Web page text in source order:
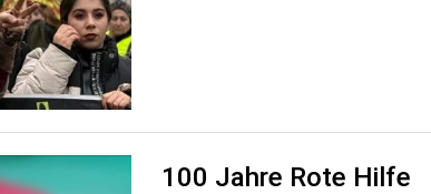
100 Jahre Rote Hilfe